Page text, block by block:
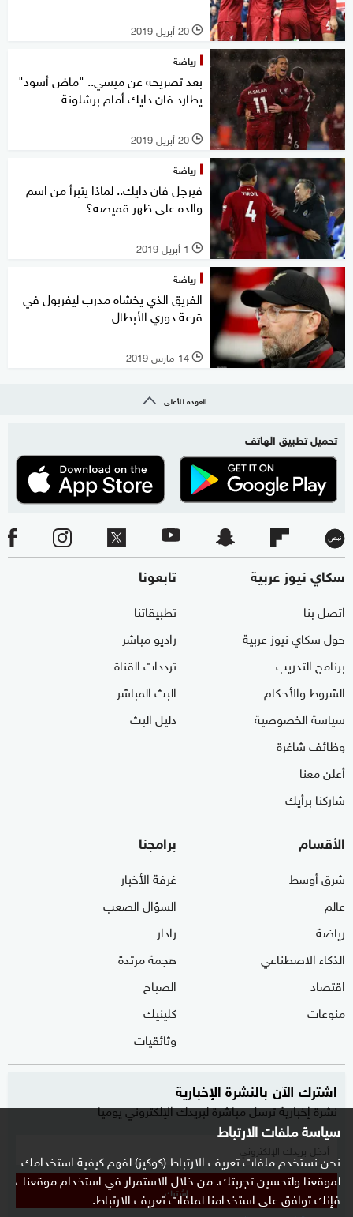
سياسة ملفات الارتباط
نحن نستخدم ملفات تعريف الارتباط (كوكيز) لفهم كيفية استخدامك
لموقعنا ولتحسين تجربتك. من خلال الاستمرار في استخدام موقعنا ،
فإنك توافق على استخدامنا لملفات تعريف الارتباط.
l 20 أبريل 2019
رياضة
بعد تصريحه عن ميسي.. "ماض أسود"
يطارد فان دايك أمام برشلونة
l 20 أبريل 2019
رياضة
فيرجل فان دايك.. لماذا يتبرأ من اسم
والده على ظهر قميصه؟
l 1 أبريل 2019
رياضة
الفريق الذي يخشاه مدرب ليفربول في
قرعة دوري الأبطال
l 14 مارس 2019
العودة للأعلى
تحميل تطبيق الهاتف
سكاي نيوز عربية
اتصل بنا
حول سكاي نيوز عربية
برنامج التدريب
الشروط والأحكام
سياسة الخصوصية
وظائف شاغرة
أعلن معنا
شاركنا برأيك
تابعونا
تطبيقاتنا
راديو مباشر
ترددات القناة
البث المباشر
دليل البث
الأقسام
شرق أوسط
عالم
رياضة
الذكاء الاصطناعي
اقتصاد
منوعات
برامجنا
غرفة الأخبار
السؤال الصعب
رادار
هجمة مرتدة
الصباح
كلينيك
وثائقيات
اشترك الآن بالنشرة الإخبارية
نشرة إخبارية ترسل مباشرة لبريدك الإلكتروني يوميا
إشترك